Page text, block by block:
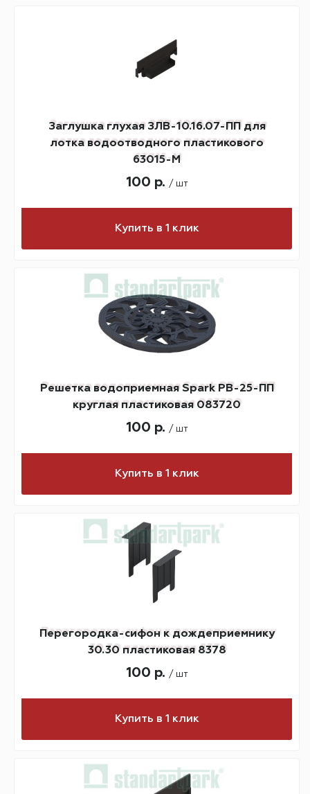
Заглушка глухая ЗЛВ-10.16.07-ПП для
лотка водоотводного пластикового
63015-М
100 р. / шт
Купить в 1 клик
Решетка водоприемная Spark РВ-25-ПП
круглая пластиковая 083720
100 р. / шт
Купить в 1 клик
Перегородка-сифон к дождеприемнику
30.30 пластиковая 8378
100 р. / шт
Купить в 1 клик